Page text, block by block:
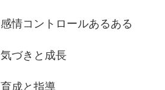
感情コントロールあるある
気づきと成長
育成と指導